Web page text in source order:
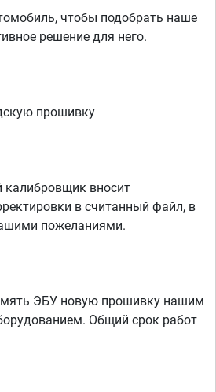
чтобы подобрать наше
решение для него.
прошивку
вносит
в считанный файл, в
пожеланиями.
ЭБУ новую прошивку нашим
Общий срок работ